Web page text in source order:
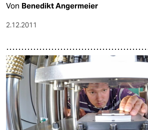
epaper login
Von Benedikt Angermeier
2.12.2011